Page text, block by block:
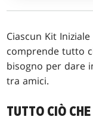
Ciascun Kit
comprende tutto
bisogno per dare
tra amici.
TUTTO CIÒ